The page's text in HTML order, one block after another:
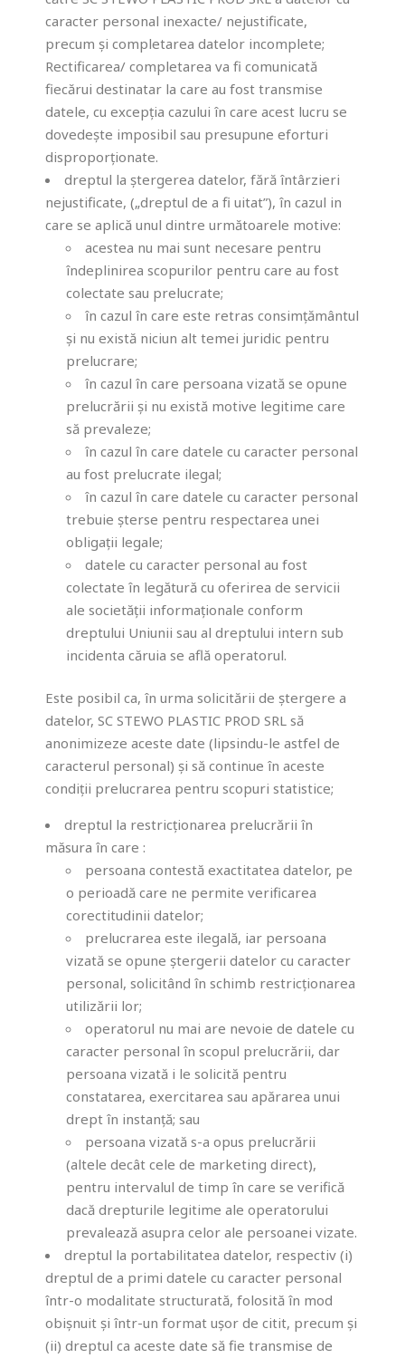
caracter personal inexacte/ nejustificate,
precum și completarea datelor incomplete;
Rectificarea/ completarea va fi comunicată
fiecărui destinatar la care au fost transmise
datele, cu excepția cazului în care acest lucru se
dovedește imposibil sau presupune eforturi
disproporționate.
dreptul la ștergerea datelor, fără întârzieri
nejustificate, („dreptul de a fi uitat”), în cazul in
care se aplică unul dintre următoarele motive:
acestea nu mai sunt necesare pentru
îndeplinirea scopurilor pentru care au fost
colectate sau prelucrate;
în cazul în care este retras consimțământul
și nu există niciun alt temei juridic pentru
prelucrare;
în cazul în care persoana vizată se opune
prelucrării și nu există motive legitime care
să prevaleze;
în cazul în care datele cu caracter personal
au fost prelucrate ilegal;
în cazul în care datele cu caracter personal
trebuie șterse pentru respectarea unei
obligații legale;
datele cu caracter personal au fost
colectate în legătură cu oferirea de servicii
ale societății informaționale conform
dreptului Uniunii sau al dreptului intern sub
incidenta căruia se află operatorul.
Este posibil ca, în urma solicitării de ștergere a
datelor, SC STEWO PLASTIC PROD SRL să
anonimizeze aceste date (lipsindu-le astfel de
caracterul personal) și să continue în aceste
condiții prelucrarea pentru scopuri statistice;
dreptul la restricționarea prelucrării în
măsura în care :
persoana contestă exactitatea datelor, pe
o perioadă care ne permite verificarea
corectitudinii datelor;
prelucrarea este ilegală, iar persoana
vizată se opune ștergerii datelor cu caracter
personal, solicitând în schimb restricționarea
utilizării lor;
operatorul nu mai are nevoie de datele cu
caracter personal în scopul prelucrării, dar
persoana vizată i le solicită pentru
constatarea, exercitarea sau apărarea unui
drept în instanță; sau
persoana vizată s-a opus prelucrării
(altele decât cele de marketing direct),
pentru intervalul de timp în care se verifică
dacă drepturile legitime ale operatorului
prevalează asupra celor ale persoanei vizate.
dreptul la portabilitatea datelor, respectiv (i)
dreptul de a primi datele cu caracter personal
într-o modalitate structurată, folosită în mod
obișnuit și într-un format ușor de citit, precum și
(ii) dreptul ca aceste date să fie transmise de